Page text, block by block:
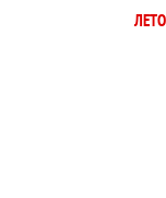
ЛЕТО